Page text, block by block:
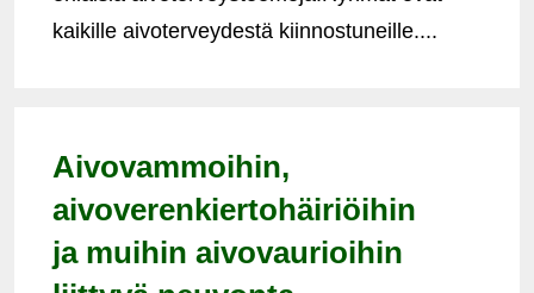
kaikille aivoterveydestä kiinnostuneille....
Aivovammoihin,
aivoverenkiertohäiriöihin
ja muihin aivovaurioihin